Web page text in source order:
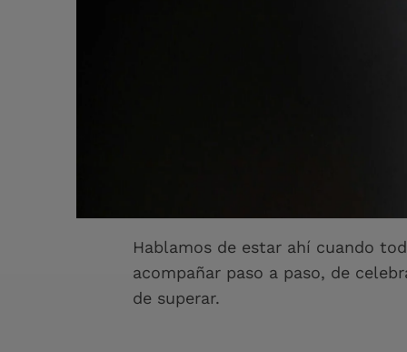
Y cuando hablo de personas, no
Hablamos de estar ahí cuando
acompañar paso a paso, de
de superar.